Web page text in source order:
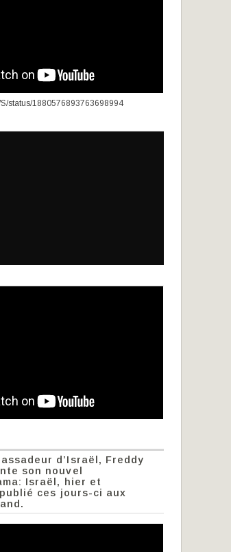
status/1880576893763698994
d’Israël, Freddy
son nouvel
Israël, hier et
ces jours-ci aux